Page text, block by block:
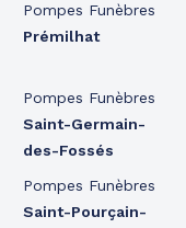
Pompes Funèbres
Prémilhat
Pompes Funèbres
Saint-Germain-
des-Fossés
Pompes Funèbres
Saint-Pourçain-